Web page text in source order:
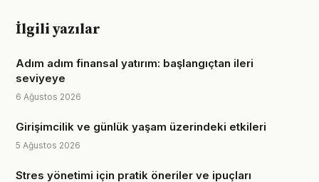
İlgili yazılar
Adım adım finansal yatırım: başlangıçtan ileri
seviyeye
6 Ağustos 2026
Girişimcilik ve günlük yaşam üzerindeki etkileri
5 Ağustos 2026
Stres yönetimi için pratik öneriler ve ipuçları